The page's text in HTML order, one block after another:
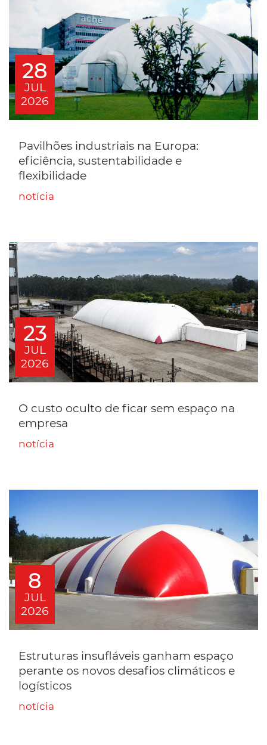
28
JUL
2026
Pavilhões industriais na Europa:
eficiência, sustentabilidade e
flexibilidade
notícia
23
JUL
2026
O custo oculto de ficar sem espaço na
empresa
notícia
8
JUL
2026
Estruturas insufláveis ganham espaço
perante os novos desafios climáticos e
logísticos
notícia